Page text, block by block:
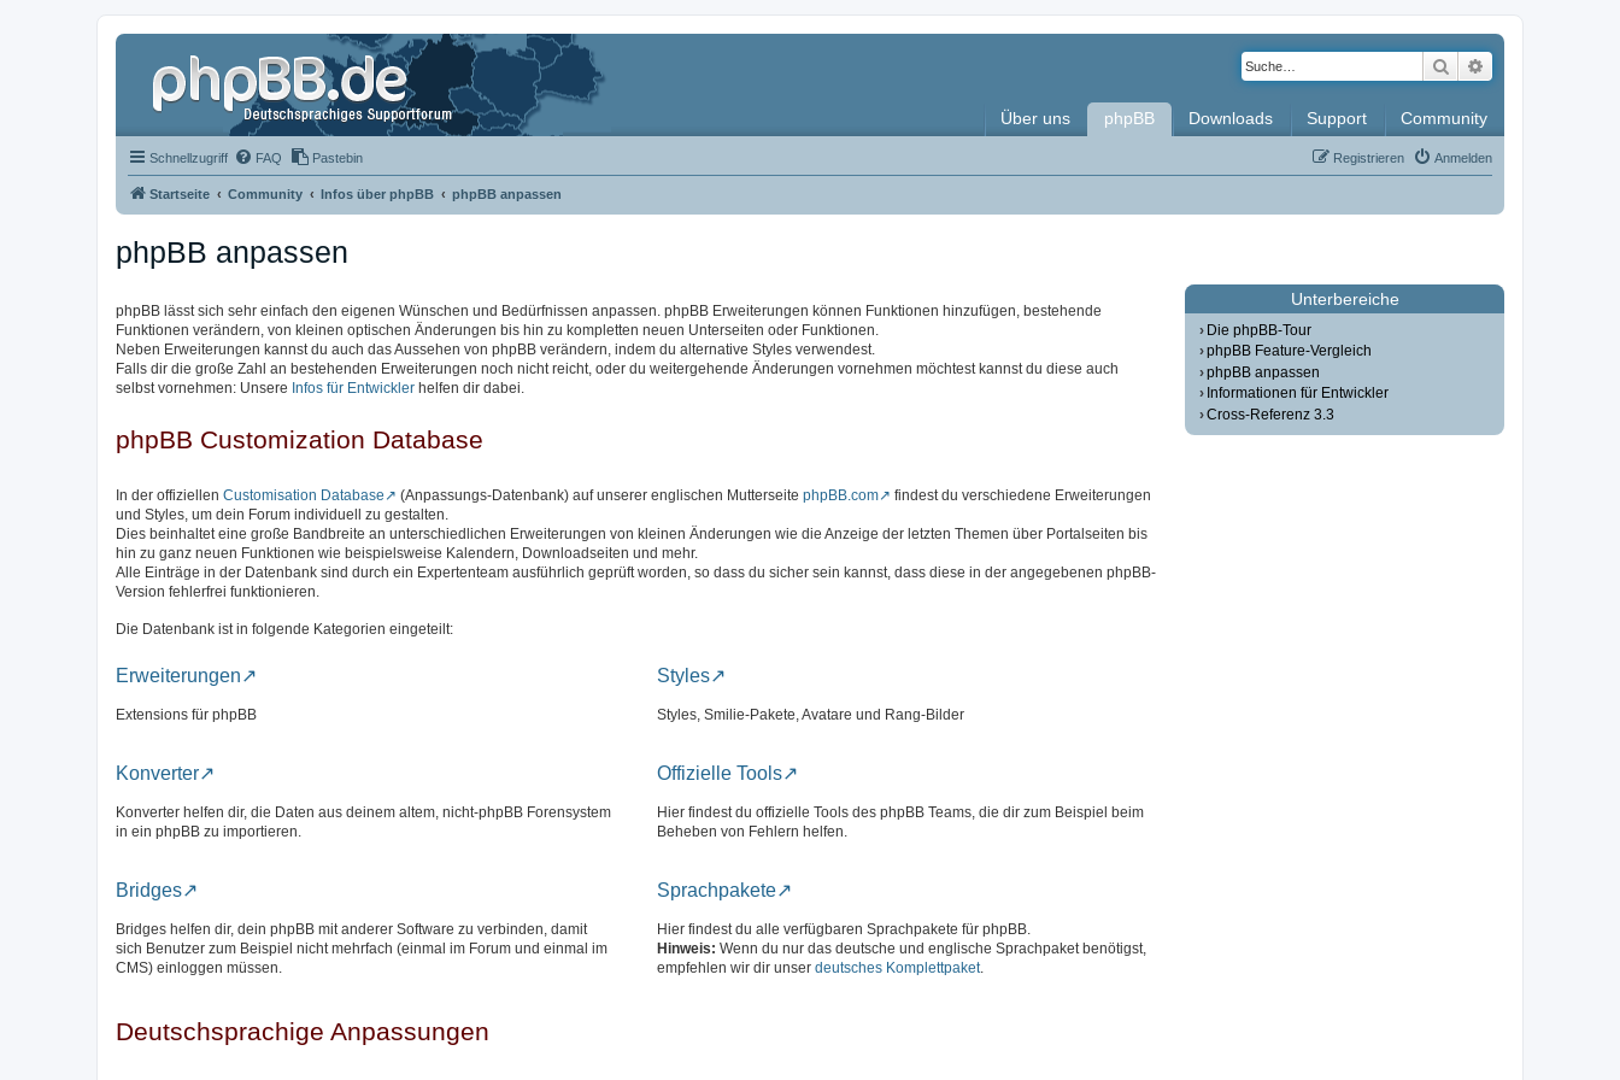
Suche
Über uns phpBB Downloads Support Community
Schnellzugriff FAQ Pastebin Anmelden
Registrieren
Startseite Community Infos über phpBB phpBB anpassen
phpBB anpassen
phpBB lässt sich sehr einfach den eigenen Wünschen und Bedürfnissen anpassen. phpBB Erweiterungen können Funktionen hinzufügen, bestehende
Funktionen verändern, von kleinen optischen Änderungen bis hin zu kompletten neuen Unterseiten oder Funktionen.
Neben Erweiterungen kannst du auch das Aussehen von phpBB verändern, indem du alternative Styles verwendest.
Falls dir die große Zahl an bestehenden Erweiterungen noch nicht reicht, oder du weitergehende Änderungen vornehmen möchtest kannst du diese auch
selbst vornehmen: Unsere Infos für Entwickler helfen dir dabei.
phpBB Customization Database
In der offiziellen Customisation Database (Anpassungs-Datenbank) auf unserer englischen Mutterseite phpBB.com
findest du verschiedene Erweiterungen
und Styles, um dein Forum individuell zu gestalten.
Dies beinhaltet eine große Bandbreite an unterschiedlichen Erweiterungen von kleinen Änderungen wie die Anzeige der letzten Themen über Portalseiten bis
hin zu ganz neuen Funktionen wie beispielsweise Kalendern, Downloadseiten und mehr.
Alle Einträge in der Datenbank sind durch ein Expertenteam ausführlich geprüft worden, so dass du sicher sein kannst, dass diese in der angegebenen phpBB-
Version fehlerfrei funktionieren.
Die Datenbank ist in folgende Kategorien eingeteilt:
Erweiterungen
Extensions für phpBB
Styles
Styles, Smilie-Pakete, Avatare und Rang-Bilder
Konverter
Konverter helfen dir, die Daten aus deinem altem, nicht-phpBB Forensystem
in ein phpBB zu importieren.
Offizielle Tools
Hier findest du offizielle Tools des phpBB Teams, die dir zum Beispiel beim
Beheben von Fehlern helfen.
Bridges
Bridges helfen dir, dein phpBB mit anderer Software zu verbinden, damit
sich Benutzer zum Beispiel nicht mehrfach (einmal im Forum und einmal im
CMS) einloggen müssen.
Sprachpakete
Hier findest du alle verfügbaren Sprachpakete für phpBB.
Hinweis: Wenn du nur das deutsche und englische Sprachpaket benötigst,
empfehlen wir dir unserdeutsches Komplettpaket.
Deutschsprachige Anpassungen
Unterbereiche
Die phpBB-Tour
phpBB Feature-Vergleich
phpBB anpassen
Informationen für Entwickler
Cross-Referenz 3.3